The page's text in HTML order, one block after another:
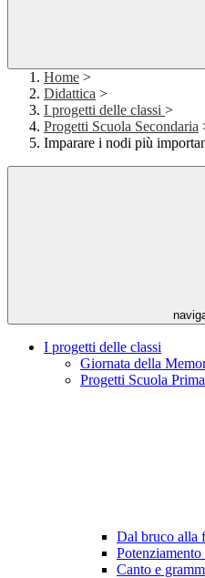
Home >
Didattica >
I progetti delle classi >
Progetti Scuola Secondaria
Imparare i nodi più
I progetti delle classi
Giornata della
Progetti Scuola
Dal bruco alla
Canto e